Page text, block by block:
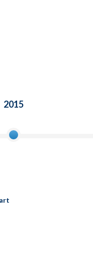
2015